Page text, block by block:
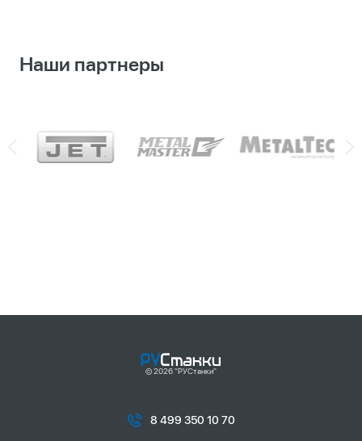
Наши партнеры
© 2026 "РУСтанки"
8 499 350 10 70